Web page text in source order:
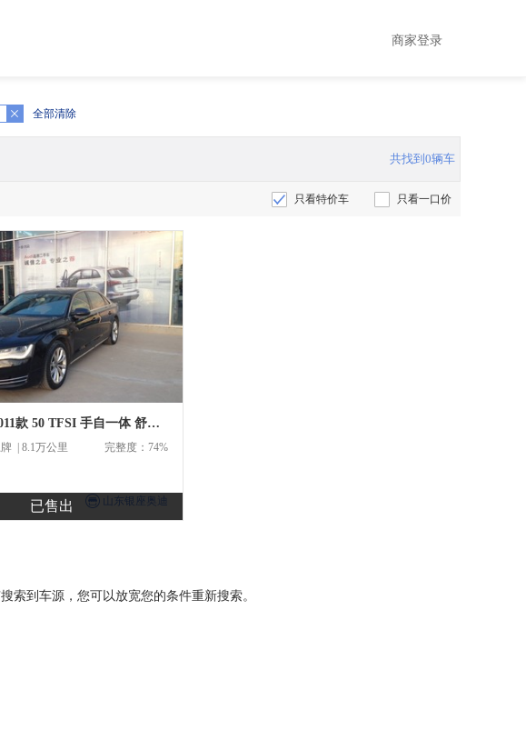
商家登录
全部清除
共找到0辆车
只看特价车 只看一口价
已售出
奥迪 A8L 2011款 50 TFSI 手自一体 舒适型 （245kW）三
完整度：74%
| 8.1万公里
商 山东银座奥迪
索到车源，您可以放宽您的条件重新搜索。